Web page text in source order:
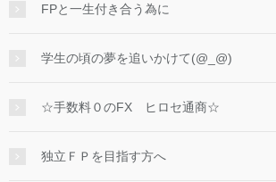
FPと一生付き合う為に
学生の頃の夢を追いかけて(@_@)
☆手数料０のFX ヒロセ通商☆
独立ＦＰを目指す方へ